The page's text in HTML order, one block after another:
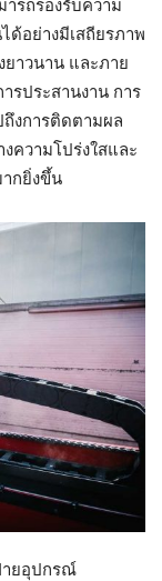
รถรองรับความ
ด้อย่างมีเสถียรภาพ
ยาวนาน และภาย
รประสานงาน การ
งการติดตามผล
ความโปร่งใสและ
กยิ่งขึ้น
ายอุปกรณ์